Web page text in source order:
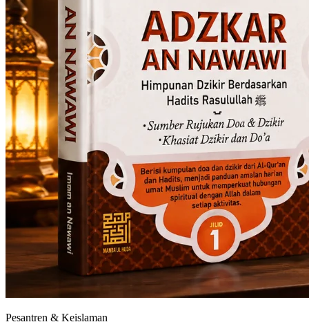
Pesantren & Keislaman